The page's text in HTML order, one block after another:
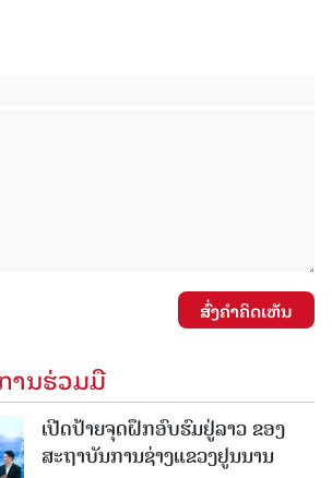
ສົ່ງຄໍາຄິດເຫັນ
ານຮ່ວມມື
ເປີດປ້າຍຈຸດຝຶກອົບຮົມຢູ່ລາວ ຂອງ
ສະຖາບັນການຊ່າງແຂວງຢູນນານ